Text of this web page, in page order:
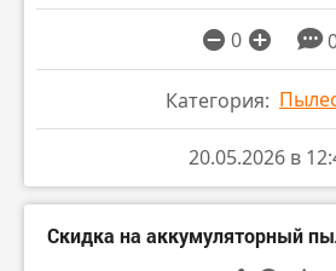
0
Категория:
20.05.2026 в
Скидка на аккумуляторный